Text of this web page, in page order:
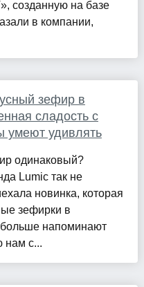
созданную на базе
в компании,
зефир в
сладость с
умеют удивлять
одинаковый?
Lumic так не
новинка, которая
зефирки в
больше напоминают
нам с...